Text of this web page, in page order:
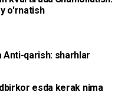
o'rnatish
qarish: sharhlar
esda kerak nima